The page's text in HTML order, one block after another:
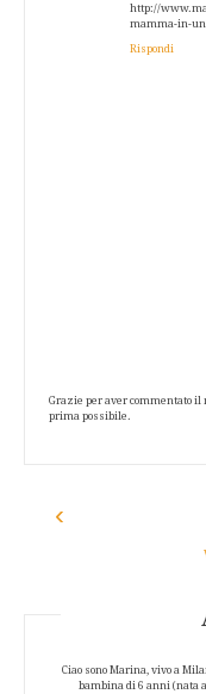
http://
mamma-in-
Rispondi
Grazie per aver commentato il
prima possibile.
‹
Ciao sono Marina, vivo a
bambina di 6 anni (nata